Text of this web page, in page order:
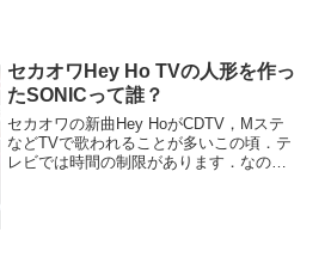
セカオワHey Ho TVの人形を作っ
たSONICって誰？
セカオワの新曲Hey HoがCDTV，Mステ
などTVで歌われることが多いこの頃．テ
レビでは時間の制限があります．なので